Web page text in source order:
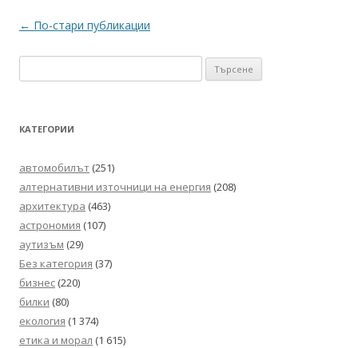
Навигация
← По-стари публикации
за:
КАТЕГОРИИ
автомобилът (251)
алтернативни източници на енергия (208)
архитектура (463)
астрономия (107)
аутизъм (29)
Без категория (37)
бизнес (220)
билки (80)
екология (1 374)
етика и морал (1 615)